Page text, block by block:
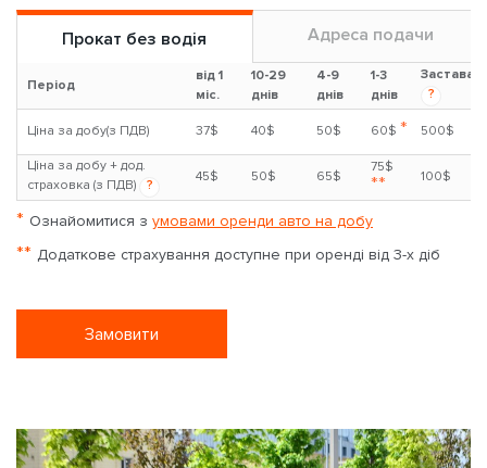
Прокат без водія Адреса подачи
Період
від 1
міс.
10-29
днів
4-9
днів
1-3
днів
Застава
?
Ціна за добу(з ПДВ) 37$ 40$ 50$ 60$ * 500$
Ціна за добу + дод.
страховка (з ПДВ)
?
45$ 50$ 65$
75$
** 100$
* Ознайомитися з умовами оренди авто на добу
** Додаткове страхування доступне при оренді від 3-х діб
Замовити